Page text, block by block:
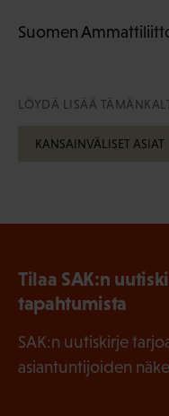
Suomen
LÖYDÄ LISÄÄ
KANSAINVÄLISET ASIAT
Tilaa SAK:n
tapahtumista
SAK:n uutiskirje
asiantuntijoiden